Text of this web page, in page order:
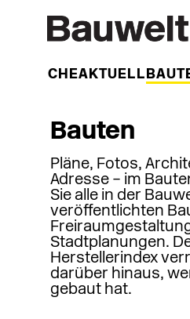
WOCHEAKTUELL
Bauten
Pläne, Fotos,
Adresse – im
Sie alle in der
veröffentlichten
Stadtplanungen.
Herstellerindex
darüber hinaus,
gebaut hat.